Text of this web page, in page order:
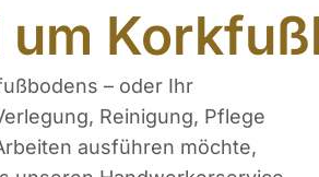
– oder Ihr
Reinigung, Pflege
ausführen möchte,